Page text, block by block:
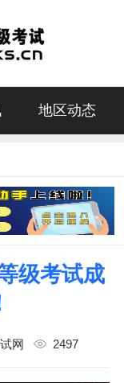
地区动态
级考试成
网 2497